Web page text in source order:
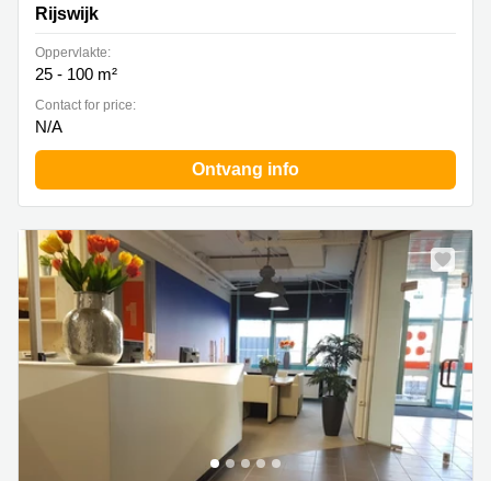
Rijswijk
Oppervlakte:
25 - 100 m²
Contact for price:
N/A
Ontvang info